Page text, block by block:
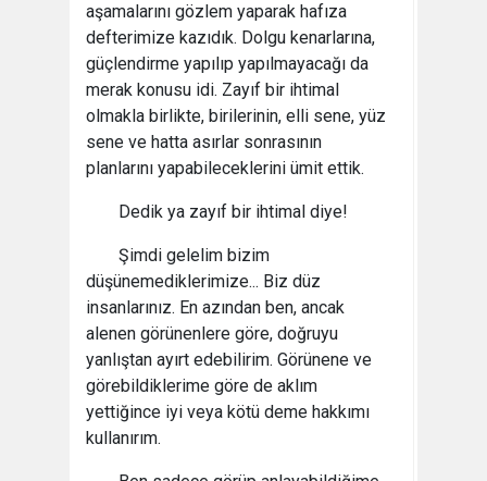
aşamalarını gözlem yaparak hafıza
defterimize kazıdık. Dolgu kenarlarına,
güçlendirme yapılıp yapılmayacağı da
merak konusu idi. Zayıf bir ihtimal
olmakla birlikte, birilerinin, elli sene, yüz
sene ve hatta asırlar sonrasının
planlarını yapabileceklerini ümit ettik.
Dedik ya zayıf bir ihtimal diye!
Şimdi gelelim bizim
düşünemediklerimize... Biz düz
insanlarınız. En azından ben, ancak
alenen görünenlere göre, doğruyu
yanlıştan ayırt edebilirim. Görünene ve
görebildiklerime göre de aklım
yettiğince iyi veya kötü deme hakkımı
kullanırım.